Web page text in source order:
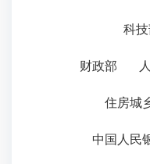
科
财政部 人力
住房城
中国人民